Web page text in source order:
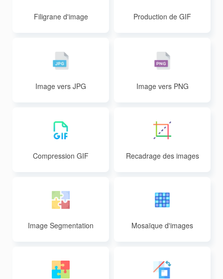
Filigrane d'image Production de GIF
Image vers JPG Image vers PNG
Compression GIF Recadrage des images
Image Segmentation Mosaïque d'images